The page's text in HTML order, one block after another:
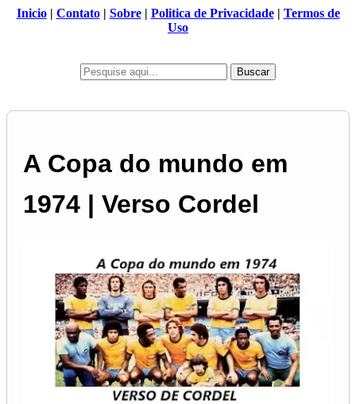
Inicio| Contato| Sobre| Politica de Privacidade| Termos de
Uso
Buscar
A Copa do mundo em
1974 | Verso Cordel